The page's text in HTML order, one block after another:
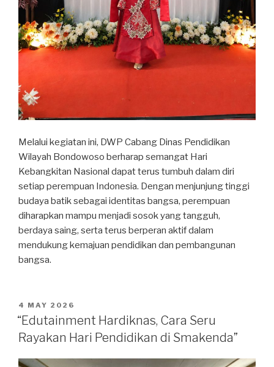
Melalui kegiatan ini, DWP Cabang Dinas Pendidikan
Wilayah Bondowoso berharap semangat Hari
Kebangkitan Nasional dapat terus tumbuh dalam diri
setiap perempuan Indonesia. Dengan menjunjung tinggi
budaya batik sebagai identitas bangsa, perempuan
diharapkan mampu menjadi sosok yang tangguh,
berdaya saing, serta terus berperan aktif dalam
mendukung kemajuan pendidikan dan pembangunan
bangsa.
4 MAY 2026
“Edutainment Hardiknas, Cara Seru
Rayakan Hari Pendidikan di Smakenda”